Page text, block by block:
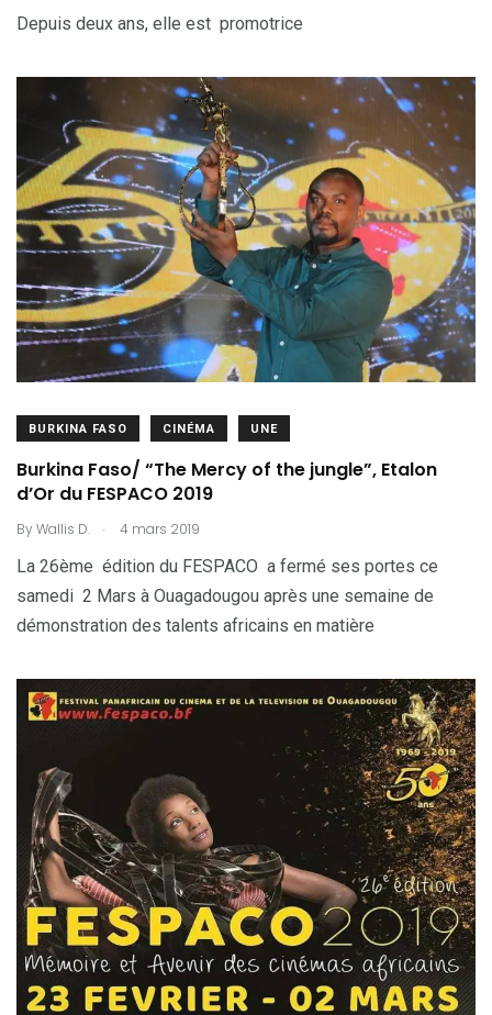
Depuis deux ans, elle est promotrice
BURKINA FASO CINÉMA UNE
Burkina Faso/ “The Mercy of the jungle”, Etalon
d’Or du FESPACO 2019
ByWallis D. . 4 mars 2019
La 26ème édition du FESPACO a fermé ses portes ce
samedi 2 Mars à Ouagadougou après une semaine de
démonstration des talents africains en matière